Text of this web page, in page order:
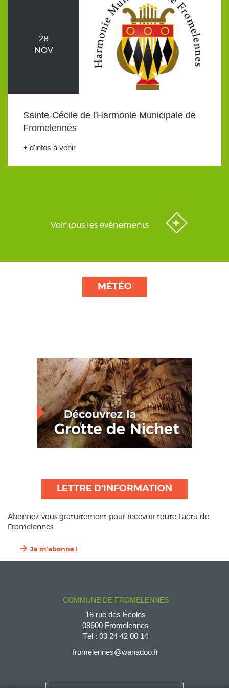
28
NOV
Sainte-Cécile de l'Harmonie Municipale de
Fromelennes
+ d'infos à venir
Voir tous les évènements
MÉTÉO
LETTRE D'INFORMATION
Abonnez-vous gratuitement pour recevoir toute l’actu de
Fromelennes
Je m'abonne !
COMMUNE DE FROMELENNES
18 rue des Écoles
08600 Fromelennes
Tél : 03 24 42 00 14
fromelennes@wanadoo.fr